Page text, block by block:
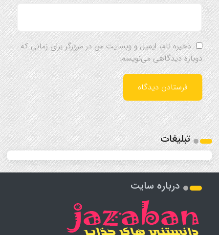
ذخیره نام، ایمیل و وبسایت من در مرورگر برای زمانی که
دوباره دیدگاهی می‌نویسم.
تبلیغات
درباره سایت